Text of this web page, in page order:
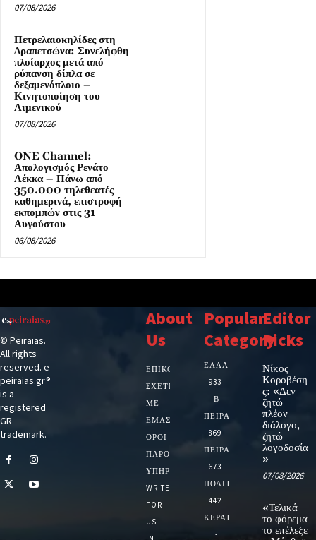
07/08/2026
Πετρελαιοκηλίδες στη
Δραπετσώνα: Συνελήφθη
πλοίαρχος μετά από
ρύπανση δίπλα σε
δεξαμενόπλοιο –
Κινητοποίηση του
Λιμενικού
07/08/2026
ONE Channel:
Απολογισμός Ρενάτο
Λέκκα – Πάνω από
350.000 τηλεθεατές
καθημερινά, επιστροφή
εκπομπών στις 31
Αυγούστου
06/08/2026
© Peiraias.
All rights
reserved. e-
peiraias.gr®
is a
registered
GR
trademark.
About
Us
ΕΠΙΚΟΙΝΩΝΙΑ
ΣΧΕΤΙΚΆ
ΜΕ
ΕΜΆΣ
ΌΡΟΙ
ΠΑΡΟΧΉΣ
ΥΠΗΡΕΣΙΏΝ
WRITE
FOR
US
Popular
Category
ΕΛΛΑΔΑ
933
Β
ΠΕΙΡΑΙΑ
869
ΠΕΙΡΑΙΑΣ
673
ΠΟΛΙΤΙΚΗ
442
ΚΕΡΑΤΣΙΝΙ
-
Editor
Picks
Νίκος
Κοροβέση
ς: «Δεν
ζητώ
πλέον
διάλογο,
ζητώ
λογοδοσία
»
07/08/2026
«Τελικά
το φόρεμα
το επέλεξε